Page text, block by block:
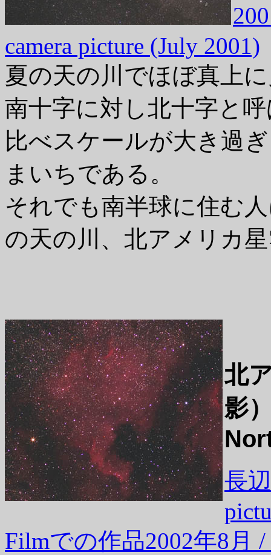
camera picture (July 2001)
夏の天の川でほぼ真上
南十字に対し北十字と
比べスケールが大き過
まいちである。
それでも南半球に住む
の天の川、北アメリカ
北
影
長
Filmでの作品2002年8月 /